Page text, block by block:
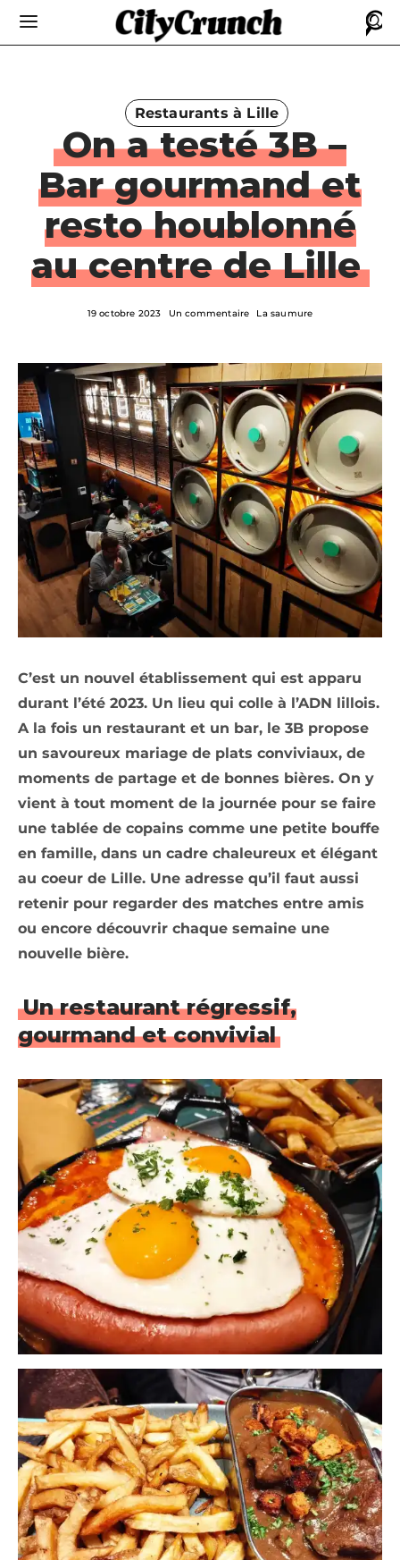
Restaurants à Lille
On a testé 3B –
Bar gourmand et
resto houblonné
au centre de Lille
19 octobre 2023 Un commentaire La saumure
C’est un nouvel établissement qui est apparu
durant l’été 2023. Un lieu qui colle à l’ADN lillois.
A la fois un restaurant et un bar, le 3B propose
un savoureux mariage de plats conviviaux, de
moments de partage et de bonnes bières. On y
vient à tout moment de la journée pour se faire
une tablée de copains comme une petite bouffe
en famille, dans un cadre chaleureux et élégant
au coeur de Lille. Une adresse qu’il faut aussi
retenir pour regarder des matches entre amis
ou encore découvrir chaque semaine une
nouvelle bière.
Un restaurant régressif,
gourmand et convivial